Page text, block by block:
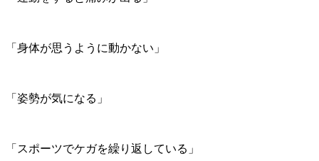
「身体が思うように動かない」
「姿勢が気になる」
「スポーツでケガを繰り返している」